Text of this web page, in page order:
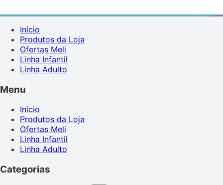
Início
Produtos da Loja
Ofertas Meli
Linha Infantil
Linha Adulto
Menu
Início
Produtos da Loja
Ofertas Meli
Linha Infantil
Linha Adulto
Categorias